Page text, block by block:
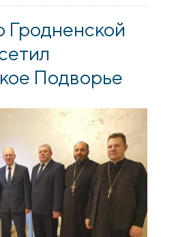
"Коложский Благовест"
Гродненской
Подворье